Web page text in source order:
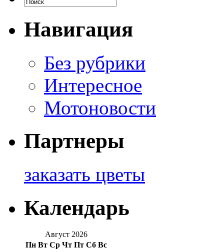
Навигация
Без рубрики
Интересное
Мотоновости
Партнеры
заказать цветы
Календарь
Август 2026
Пн Вт Ср Чт Пт Сб Вс